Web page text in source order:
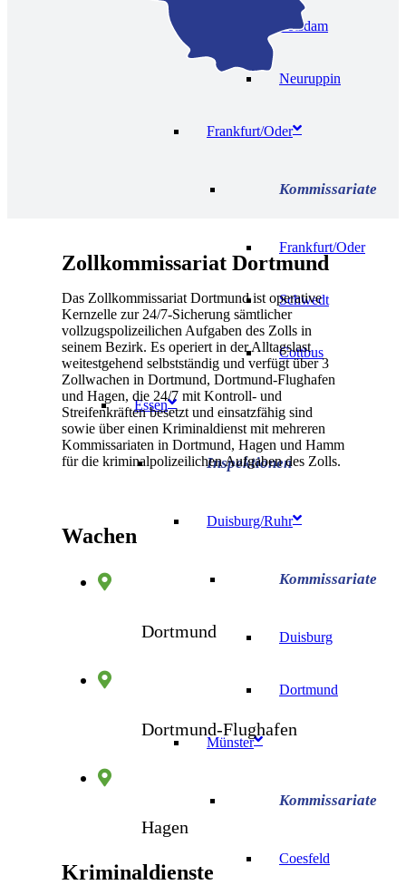
Potsdam
Neuruppin
Frankfurt/Oder
Frankfurt/Oder
Schwedt
Cottbus
Essen
Duisburg/Ruhr
Duisburg
Dortmund
Münster
Coesfeld
Zollkommissariat Dortmund
Das Zollkommissariat Dortmund ist operative
Kernzelle zur 24/7-Sicherung sämtlicher
vollzugspolizeilichen Aufgaben des Zolls in
seinem Bezirk. Es operiert in der Alltagslast
weitestgehend selbstständig und verfügt über 3
Zollwachen in Dortmund, Dortmund-Flughafen
und Hagen, die 24/7 mit Kontroll- und
Streifenkräften besetzt und einsatzfähig sind
sowie über einen Kriminaldienst mit mehreren
Kommissariaten in Dortmund, Hagen und Hamm
für die kriminalpolizeilichen Aufgaben des Zolls.
Wachen
Dortmund
Dortmund-Flughafen
Hagen
Kriminaldienste